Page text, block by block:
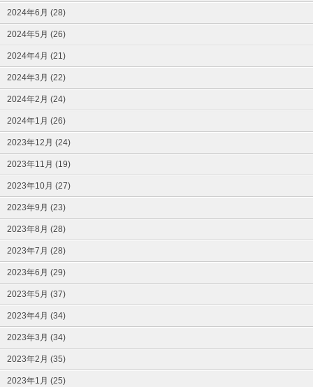
2024年6月 (28)
2024年5月 (26)
2024年4月 (21)
2024年3月 (22)
2024年2月 (24)
2024年1月 (26)
2023年12月 (24)
2023年11月 (19)
2023年10月 (27)
2023年9月 (23)
2023年8月 (28)
2023年7月 (28)
2023年6月 (29)
2023年5月 (37)
2023年4月 (34)
2023年3月 (34)
2023年2月 (35)
2023年1月 (25)